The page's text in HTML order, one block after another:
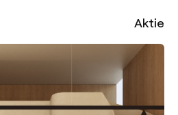
Aktie